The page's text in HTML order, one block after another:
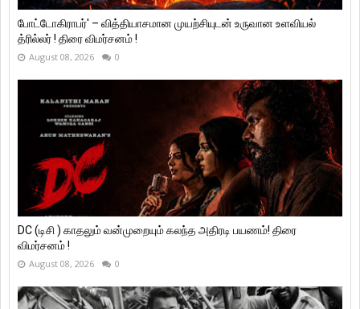
போட்டோகிராபர்' – வித்தியாசமான முயற்சியுடன் உருவான உளவியல்
த்ரில்லர் ! திரை விமர்சனம் !
August 08, 2026 0
DC (டிசி ) காதலும் வன்முறையும் கலந்த அதிரடி பயணம்! திரை
விமர்சனம் !
August 08, 2026 0